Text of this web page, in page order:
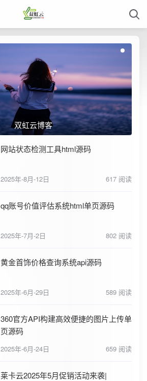
双虹云博客
网站状态检测工具html源码
2025年-8月-12日 617 阅读
qq账号价值评估系统html单页源码
2025年-7月-2日 802 阅读
黄金首饰价格查询系统api源码
2025年-6月-29日 589 阅读
360官方API构建高效便捷的图片上传单
页源码
2025年-6月-24日 659 阅读
莱卡云2025年5月促销活动来袭|